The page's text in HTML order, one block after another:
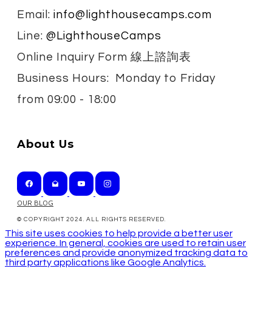
Email: info@lighthousecamps.com
Line: @LighthouseCamps
Online Inquiry Form 線上諮詢表
Business Hours: Monday to Friday
from 09:00 - 18:00
About Us
OUR BLOG
© COPYRIGHT 2024. ALL RIGHTS RESERVED.
This site uses cookies to help provide a better user
experience. In general, cookies are used to retain user
preferences and provide anonymized tracking data to
third party applications like Google Analytics.